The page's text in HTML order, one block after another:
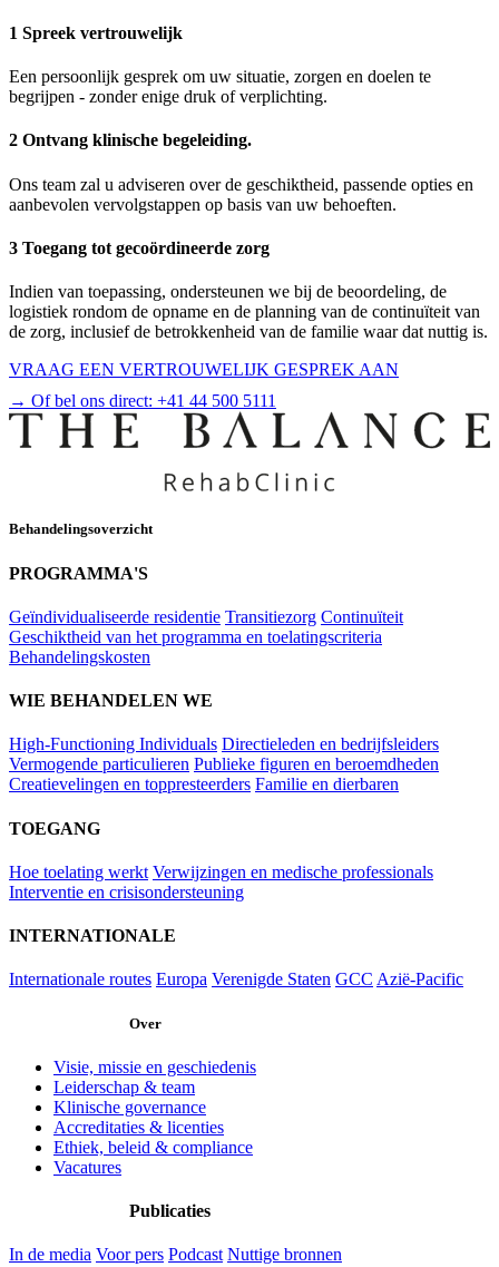
1 Spreek vertrouwelijk
Een persoonlijk gesprek om uw situatie, zorgen en doelen te
begrijpen - zonder enige druk of verplichting.
2 Ontvang klinische begeleiding.
Ons team zal u adviseren over de geschiktheid, passende opties en
aanbevolen vervolgstappen op basis van uw behoeften.
3 Toegang tot gecoördineerde zorg
Indien van toepassing, ondersteunen we bij de beoordeling, de
logistiek rondom de opname en de planning van de continuïteit van
de zorg, inclusief de betrokkenheid van de familie waar dat nuttig is.
VRAAG EEN VERTROUWELIJK GESPREK AAN
→ Of bel ons direct: +41 44 500 5111
Behandelingsoverzicht
PROGRAMMA'S
Geïndividualiseerde residentie Transitiezorg Continuïteit
Geschiktheid van het programma en toelatingscriteria
Behandelingskosten
WIE BEHANDELEN WE
High-Functioning Individuals Directieleden en bedrijfsleiders
Vermogende particulieren Publieke figuren en beroemdheden
Creatievelingen en toppresteerders Familie en dierbaren
TOEGANG
Hoe toelating werkt Verwijzingen en medische professionals
Interventie en crisisondersteuning
INTERNATIONALE
Internationale routes Europa Verenigde Staten GCC Azië-Pacific
Over
Visie, missie en geschiedenis
Leiderschap & team
Klinische governance
Accreditaties & licenties
Ethiek, beleid & compliance
Vacatures
Publicaties
In de media Voor pers Podcast Nuttige bronnen